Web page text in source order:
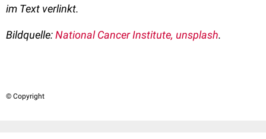
im Text verlinkt.
Bildquelle:National Cancer Institute, unsplash.
© Copyright